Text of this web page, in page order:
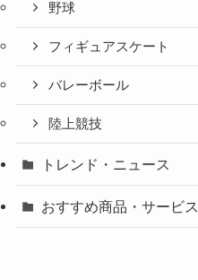
野球
フィギュアスケート
バレーボール
陸上競技
トレンド・ニュース
おすすめ商品・サービス